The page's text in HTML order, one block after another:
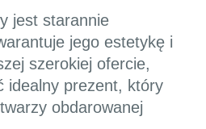
jest starannie
jego estetykę i
szerokiej ofercie,
idealny prezent, który
obdarowanej